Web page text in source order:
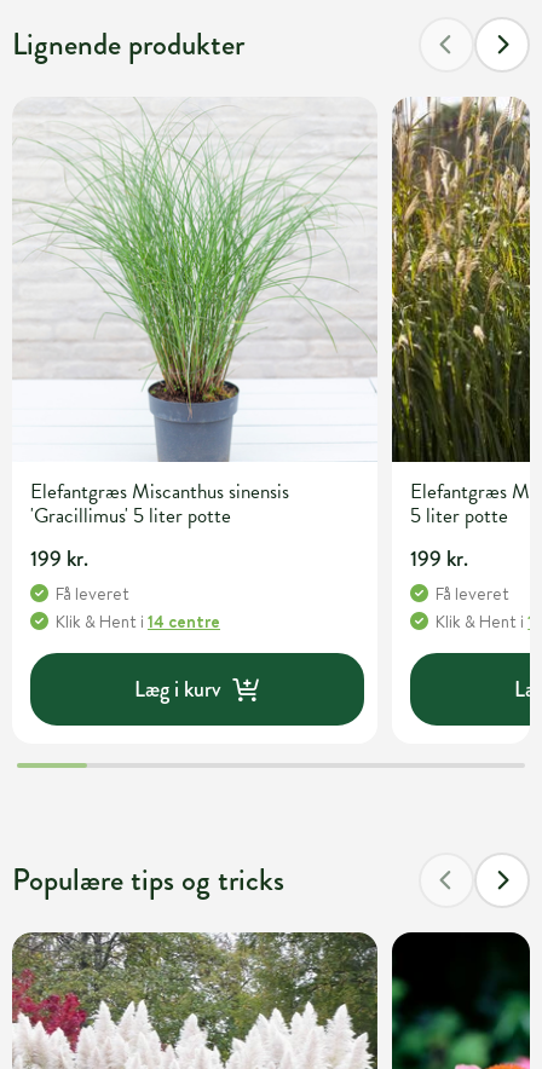
Lignende produkter
Elefantgræs Miscanthus sinensis
'Gracillimus' 5 liter potte
199 kr.
Få leveret
Klik & Hent i 14 centre
Læg i kurv
Elefantgræs
5 liter potte
199 kr.
Få leveret
Klik & Hent i
Populære tips og tricks